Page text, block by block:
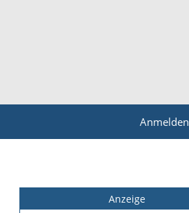
Anmelden
Anzeige